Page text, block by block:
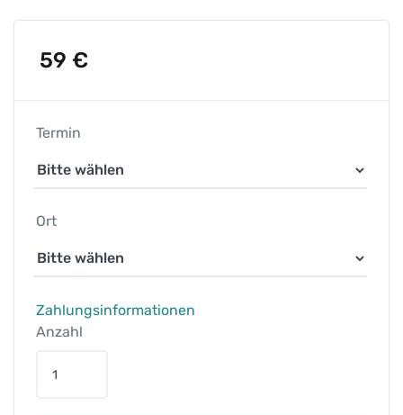
59 €
Termin
Ort
Zahlungsinformationen
Anzahl